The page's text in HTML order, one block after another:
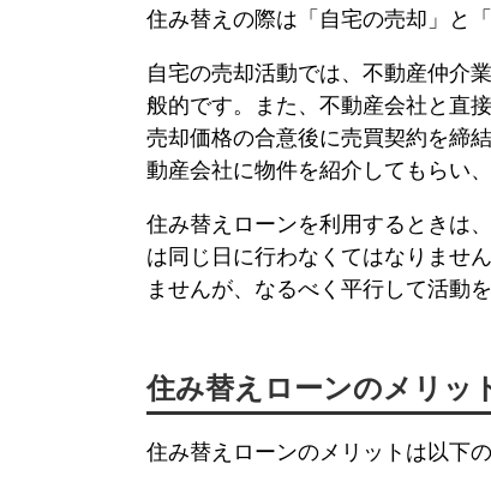
住み替えの際は「自宅の売却」と
自宅の売却活動では、不動産仲介
般的です。また、不動産会社と直
売却価格の合意後に売買契約を締
動産会社に物件を紹介してもらい
住み替えローンを利用するときは
は同じ日に行わなくてはなりませ
ませんが、なるべく平行して活動
住み替えローンのメリッ
住み替えローンのメリットは以下